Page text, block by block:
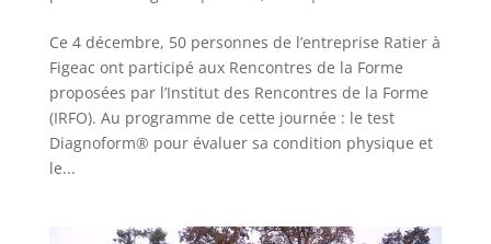
Ce 4 décembre, 50 personnes de l’entreprise Ratier à
Figeac ont participé aux Rencontres de la Forme
proposées par l’Institut des Rencontres de la Forme
(IRFO). Au programme de cette journée : le test
Diagnoform® pour évaluer sa condition physique et
le...